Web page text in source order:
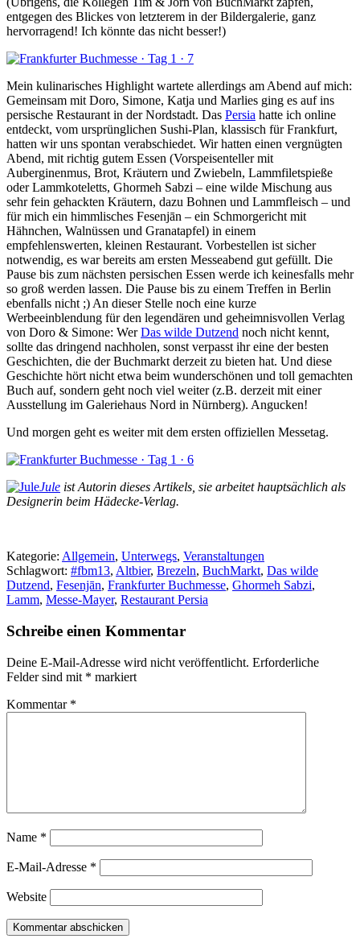
entgegen des Blickes von letzterem in der Bildergalerie, ganz
hervorragend! Ich könnte das nicht besser!)
Mein kulinarisches Highlight wartete allerdings am Abend auf mich:
Gemeinsam mit Doro, Simone, Katja und Marlies ging es auf ins
persische Restaurant in der Nordstadt. Das Persia hatte ich online
entdeckt, vom ursprünglichen Sushi-Plan, klassisch für Frankfurt,
hatten wir uns spontan verabschiedet. Wir hatten einen vergnügten
Abend, mit richtig gutem Essen (Vorspeisenteller mit
Auberginenmus, Brot, Kräutern und Zwiebeln, Lammfiletspieße
oder Lammkoteletts, Ghormeh Sabzi – eine wilde Mischung aus
sehr fein gehackten Kräutern, dazu Bohnen und Lammfleisch – und
für mich ein himmlisches Fesenjān – ein Schmorgericht mit
Hähnchen, Walnüssen und Granatapfel) in einem
empfehlenswerten, kleinen Restaurant. Vorbestellen ist sicher
notwendig, es war bereits am ersten Messeabend gut gefüllt. Die
Pause bis zum nächsten persischen Essen werde ich keinesfalls mehr
so groß werden lassen. Die Pause bis zu einem Treffen in Berlin
ebenfalls nicht ;) An dieser Stelle noch eine kurze
Werbeeinblendung für den legendären und geheimnisvollen Verlag
von Doro & Simone: WerDas wilde Dutzend noch nicht kennt,
sollte das dringend nachholen, sonst verpasst ihr eine der besten
Geschichten, die der Buchmarkt derzeit zu bieten hat. Und diese
Geschichte hört nicht etwa beim wunderschönen und toll gemachten
Buch auf, sondern geht noch viel weiter (z.B. derzeit mit einer
Ausstellung im Galeriehaus Nord in Nürnberg). Angucken!
Und morgen geht es weiter mit dem ersten offiziellen Messetag.
Jule ist Autorin dieses Artikels, sie arbeitet hauptsächlich als
Designerin beim Hädecke-Verlag.
Kategorie: Allgemein, Unterwegs, Veranstaltungen
Schlagwort: #fbm13, Altbier, Brezeln, BuchMarkt, Das wilde
Dutzend, Fesenjān, Frankfurter Buchmesse, Ghormeh Sabzi,
Lamm, Messe-Mayer, Restaurant Persia
Schreibe einen Kommentar
Deine E-Mail-Adresse wird nicht veröffentlicht. Erforderliche
Felder sind mit * markiert
Kommentar *
Name *
E-Mail-Adresse *
Website